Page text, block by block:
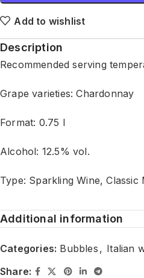
Add to wishlist
Description
Recommended serving
Grape varieties: Chardonnay
Format: 0.75 l
Alcohol: 12.5% vol.
Type: Sparkling Wine, Classic
Additional information
Categories: Bubbles , Italian
Share: